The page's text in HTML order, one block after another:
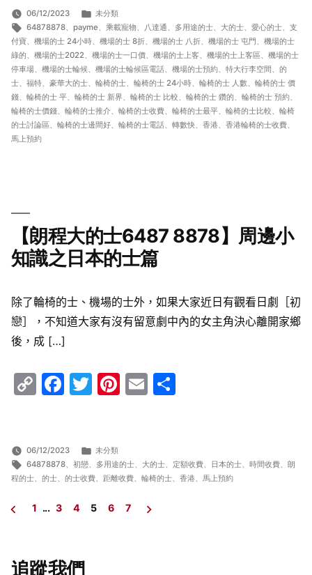
06/12/2023
分
類:
未分類
標
籤:
64878878、 payme、 乘載寵物、 八達通、 多用途的士、 大的士、 愛心的士、 支
付寶、 機場的士 24小時、 機場的士 8折、 機場的士 八折、 機場的士 屯門、 機場的士
綠的、 機場的士2022、 機場的士一口價、 機場的士上客、 機場的士上客區、 機場的士
停車場、 機場的士輪候、 機場的士輪候區電話、 機場的士預約、 特大行李空間、 的
士、 福特、 豪華大的士、 輪椅的士、 輪椅的士 24小時、 輪椅的士 人數、 輪椅的士 價
錢、 輪椅的士 平、 輪椅的士 新界、 輪椅的士 比較、 輪椅的士 鑽的、 輪椅的士 預約、
輪椅的士價錢、 輪椅的士推介、 輪椅的士收費、 輪椅的士最平、 輪椅的士比較、 輪椅
的士討論區、 輪椅的士邊間好、 輪椅的士電話、 轉數快、 香港、 香港輪椅的士收費、
馬上預約
【朗程大的士6487 8878】周邊小
知識之日本的士篇
除了輪椅的士、機場的士外，如果大家近日有觀看日劇［初
戀］，不知道大家有沒有留意劇中內的女主角決心離開家鄉
後，成 […]
CopyFacebook
Twitter
Pinterest
Email
06/12/2023
分
類:
未分類
標
籤:
64878878、 初戀、 多用途的士、 大的士、 定額收費、 日本的士、 時間收費、 朗
程的士、 的士、 的士收費、 距離收費、 輪椅的士、 香港、 馬上預約
文
導
1 ... 3 4 5 6 7
追蹤我們